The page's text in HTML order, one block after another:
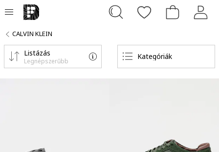
CALVIN KLEIN
Kategóriák
Listázás
Legnépszerűbb